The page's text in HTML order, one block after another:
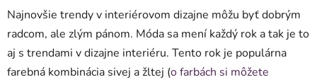
Najnovšie trendy v interiérovom dizajne môžu byť dobrým
radcom, ale zlým pánom. Móda sa mení každý rok a tak je to
aj s trendami v dizajne interiéru. Tento rok je populárna
farebná kombinácia sivej a žltej (o farbách si môžete